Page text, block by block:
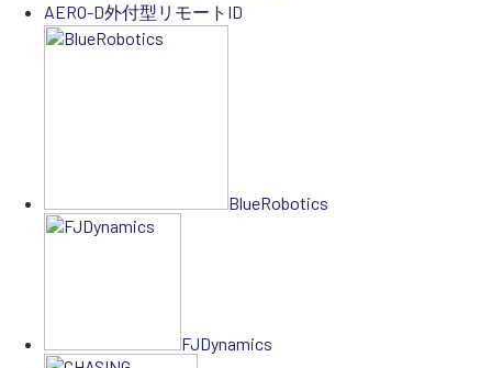
AERO-D外付型リモートID
BlueRobotics
FJDynamics